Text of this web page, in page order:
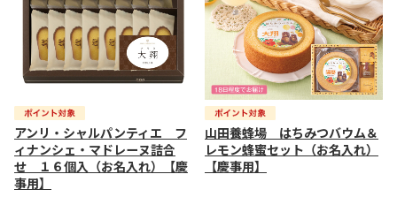
アンリ・シャルパンティエ フ
ィナンシェ・マドレーヌ詰合
せ １６個入（お名入れ）【慶
事用】
山田養蜂場 はちみつバウム＆
レモン蜂蜜セット（お名入れ）
【慶事用】